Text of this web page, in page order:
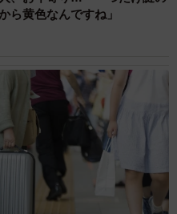
ドを添付して」社長をかたる
員を個人アカウントへ誘導
…求められる「だまされる前
シリ…出雲大社の日本最大級
年ぶり掛けかえ 伝統の「大
万回超再生「ほんとに圧巻」
査部